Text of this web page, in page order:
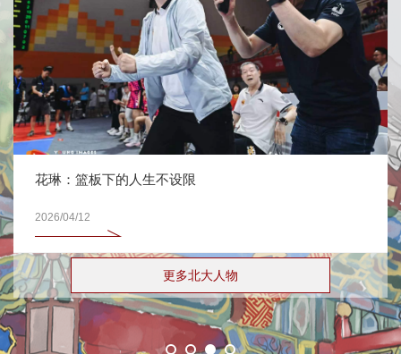
学生就业指导服务中心与百周年纪念讲堂联
更多校园文化